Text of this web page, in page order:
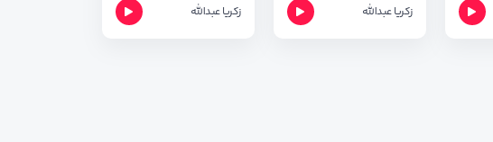
زکریا عبدالله زکریا عبدالله